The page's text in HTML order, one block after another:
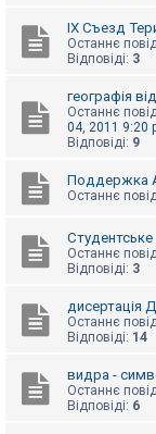
IX Съезд
Останнє
Відповіді: 3
географія
Останнє
04, 2011 9:20
Відповіді: 9
Поддержка
Останнє
Останнє
Відповіді: 3
дисертація
Останнє
Відповіді: 14
видра -
Останнє
Відповіді: 6